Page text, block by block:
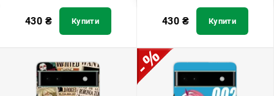
430 ₴ Купити 430 ₴ Купити